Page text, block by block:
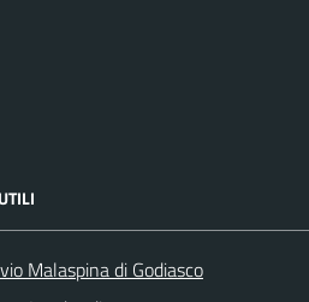
Malaspina di Godiasco